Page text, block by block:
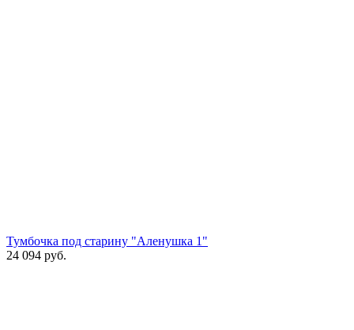
Тумбочка под старину "Аленушка 1"
24 094 руб.